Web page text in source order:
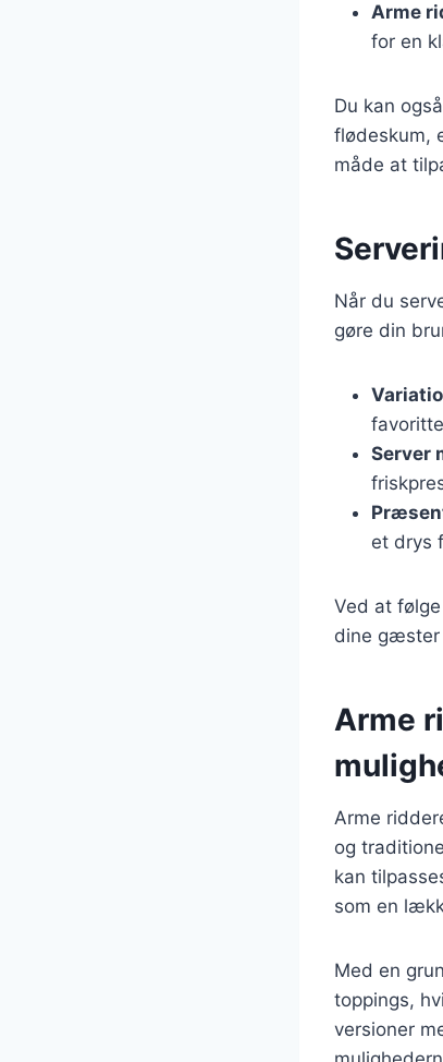
Arme
for en
Du kan
flødeskum,
måde at
Når du
gøre din
Server
et drys
Ved at
dine gæster
Arme
Arme
og
kan
som en
Med en
toppings,
versioner